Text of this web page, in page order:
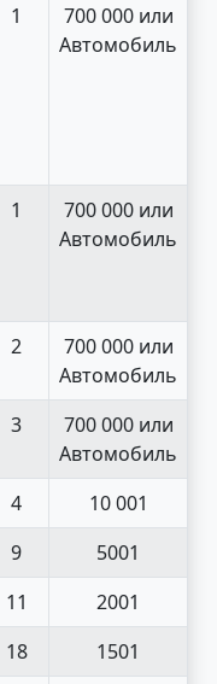
1
700 000 или
Автомобиль
1
700 000 или
Автомобиль
2
700 000 или
Автомобиль
3
700 000 или
Автомобиль
4
10 001
9
5001
11
2001
18
1501